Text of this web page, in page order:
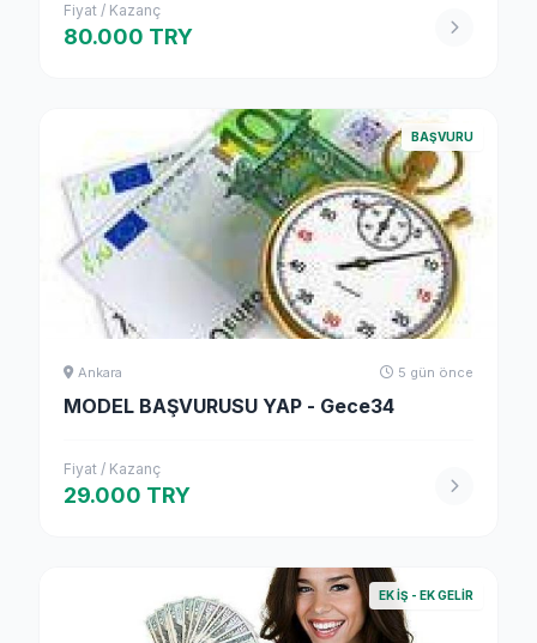
Fiyat / Kazanç
80.000 TRY
BAŞVURU
Ankara 5 gün önce
MODEL BAŞVURUSU YAP - Gece34
Fiyat / Kazanç
29.000 TRY
EK İŞ - EK GELIR